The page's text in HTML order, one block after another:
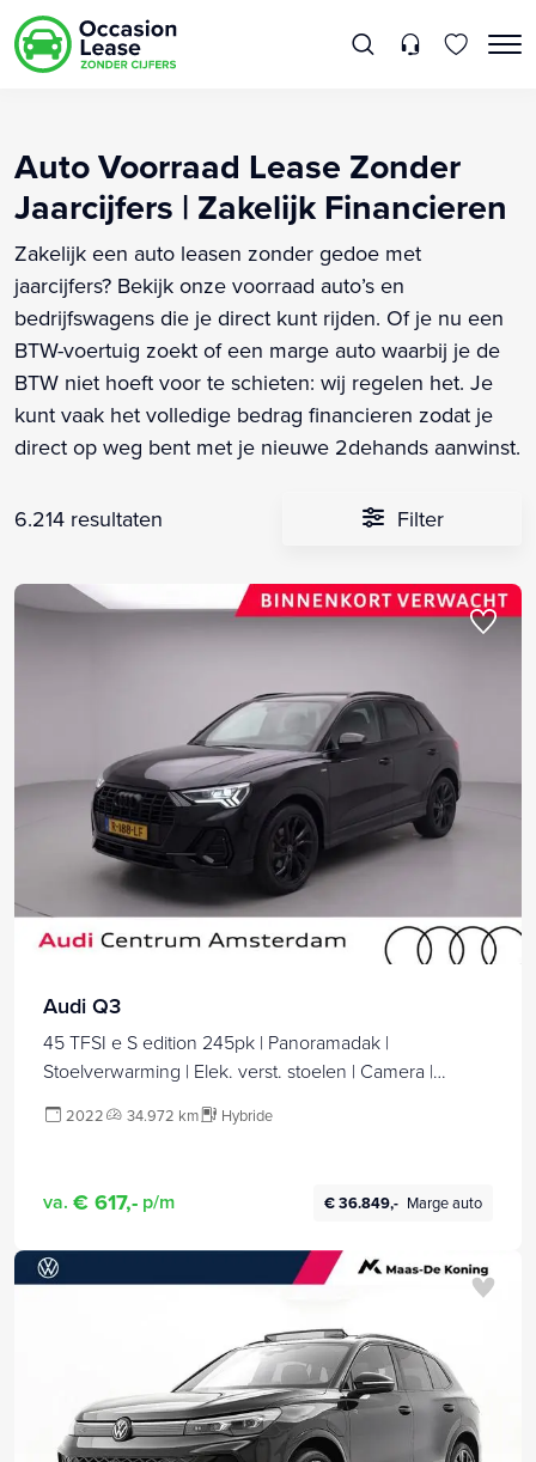
Auto Voorraad Lease Zonder
Jaarcijfers | Zakelijk Financieren
Zakelijk een auto leasen zonder gedoe met
jaarcijfers? Bekijk onze voorraad auto’s en
bedrijfswagens die je direct kunt rijden. Of je nu een
BTW-voertuig zoekt of een marge auto waarbij je de
BTW niet hoeft voor te schieten: wij regelen het. Je
kunt vaak het volledige bedrag financieren zodat je
direct op weg bent met je nieuwe 2dehands aanwinst.
6.214 resultaten Filter
Audi Q3
45 TFSI e S edition 245pk | Panoramadak |
Stoelverwarming | Elek. verst. stoelen | Camera |
2022 34.972 km Hybride
va. € 617,- p/m € 36.849,- Marge auto